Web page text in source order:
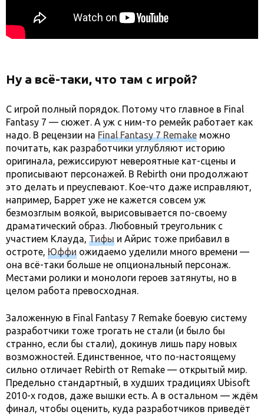
Ну а всё-таки, что там с игрой?
С игрой полный порядок. Потому что главное в Final
Fantasy 7 — сюжет. А уж с ним-то ремейк работает как
надо. В рецензии на Final Fantasy 7 Remake можно
почитать, как разработчики углубляют историю
оригинала, режиссируют невероятные кат-сцены и
прописывают персонажей. В Rebirth они продолжают
это делать и преуспевают. Кое-что даже исправляют,
например, Баррет уже не кажется совсем уж
безмозглым воякой, вырисовывается по-своему
драматический образ. Любовный треугольник с
участием Клауда, Тифы и Айрис тоже прибавил в
остроте, Юффи ожидаемо уделили много времени —
она всё-таки больше не опциональный персонаж.
Местами ролики и монологи героев затянуты, но в
целом работа превосходная.
Заложенную в Final Fantasy 7 Remake боевую систему
разработчики тоже трогать не стали (и было бы
странно, если бы стали), докинув лишь пару новых
возможностей. Единственное, что по-настоящему
сильно отличает Rebirth от Remake — открытый мир.
Предельно стандартный, в худших традициях Ubisoft
2010-х годов, даже вышки есть. А в остальном — ждём
финал, чтобы оценить, куда разработчиков приведёт